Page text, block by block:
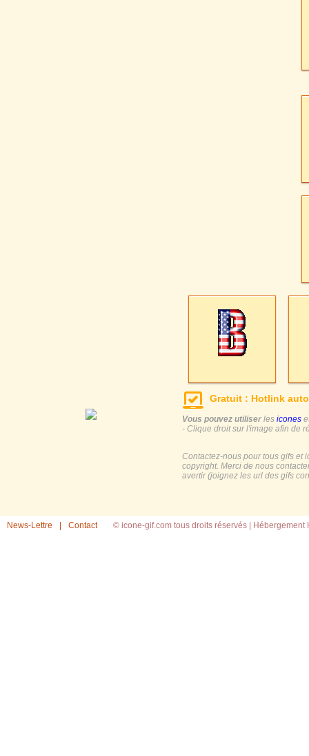
Gratuit : Hotlink
Vous pouvez utiliser les icones
- Clique droit sur l'image afin de
Contactez-nous pour tous gifs et
copyright. Merci de nous
avertir (joignez les url des gifs
News-Lettre Contact © icone-gif.com tous droits réservés | Hébergement